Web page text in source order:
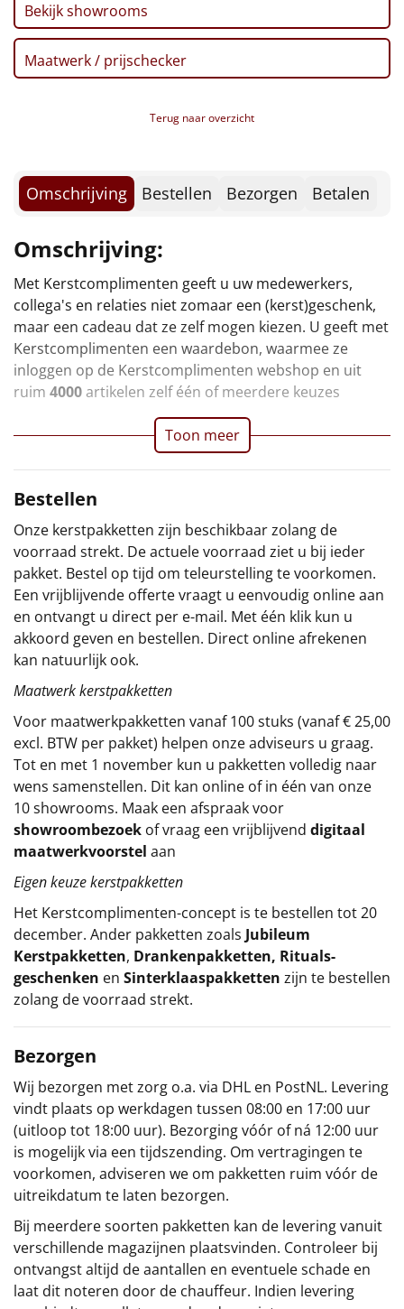
Tas
Wake up light
NIEUW
Slowcooker POPULAIR
Deken (fleece plaid)
Alle artikelen
Overige
Ideeën
Doe het zelf
Sinterklaaspakketten
Particulier
Kerstgeschenken 2026
Relatiegeschenken
Per stuk
Alle overige
Bekijk showrooms
Maatwerk / prijschecker
Terug naar overzicht
Omschrijving Bestellen Bezorgen Betalen
Omschrijving:
Met Kerstcomplimenten geeft u uw medewerkers,
collega's en relaties niet zomaar een (kerst)geschenk,
maar een cadeau dat ze zelf mogen kiezen. U geeft met
Kerstcomplimenten een waardebon, waarmee ze
inloggen op de Kerstcomplimenten webshop en uit
ruim 4000artikelen zelf één of meerdere keuzes
Toon meer
Bestellen
Onze kerstpakketten zijn beschikbaar zolang de
voorraad strekt. De actuele voorraad ziet u bij ieder
pakket. Bestel op tijd om teleurstelling te voorkomen.
Een vrijblijvende offerte vraagt u eenvoudig online aan
en ontvangt u direct per e-mail. Met één klik kun u
akkoord geven en bestellen. Direct online afrekenen
kan natuurlijk ook.
Maatwerk kerstpakketten
Voor maatwerkpakketten vanaf 100 stuks (vanaf € 25,00
excl. BTW per pakket) helpen onze adviseurs u graag.
Tot en met 1 november kun u pakketten volledig naar
wens samenstellen. Dit kan online of in één van onze
10 showrooms. Maak een afspraak voor
showroombezoek of vraag een vrijblijvend digitaal
maatwerkvoorstel aan
Eigen keuze kerstpakketten
Het Kerstcomplimenten-concept is te bestellen tot 20
december. Ander pakketten zoals Jubileum
Kerstpakketten, Drankenpakketten, Rituals-
geschenken en Sinterklaaspakketten zijn te bestellen
zolang de voorraad strekt.
Bezorgen
Wij bezorgen met zorg o.a. via DHL en PostNL. Levering
vindt plaats op werkdagen tussen 08:00 en 17:00 uur
(uitloop tot 18:00 uur). Bezorging vóór of ná 12:00 uur
is mogelijk via een tijdszending. Om vertragingen te
voorkomen, adviseren we om pakketten ruim vóór de
uitreikdatum te laten bezorgen.
Bij meerdere soorten pakketten kan de levering vanuit
verschillende magazijnen plaatsvinden. Controleer bij
ontvangst altijd de aantallen en eventuele schade en
laat dit noteren door de chauffeur. Indien levering